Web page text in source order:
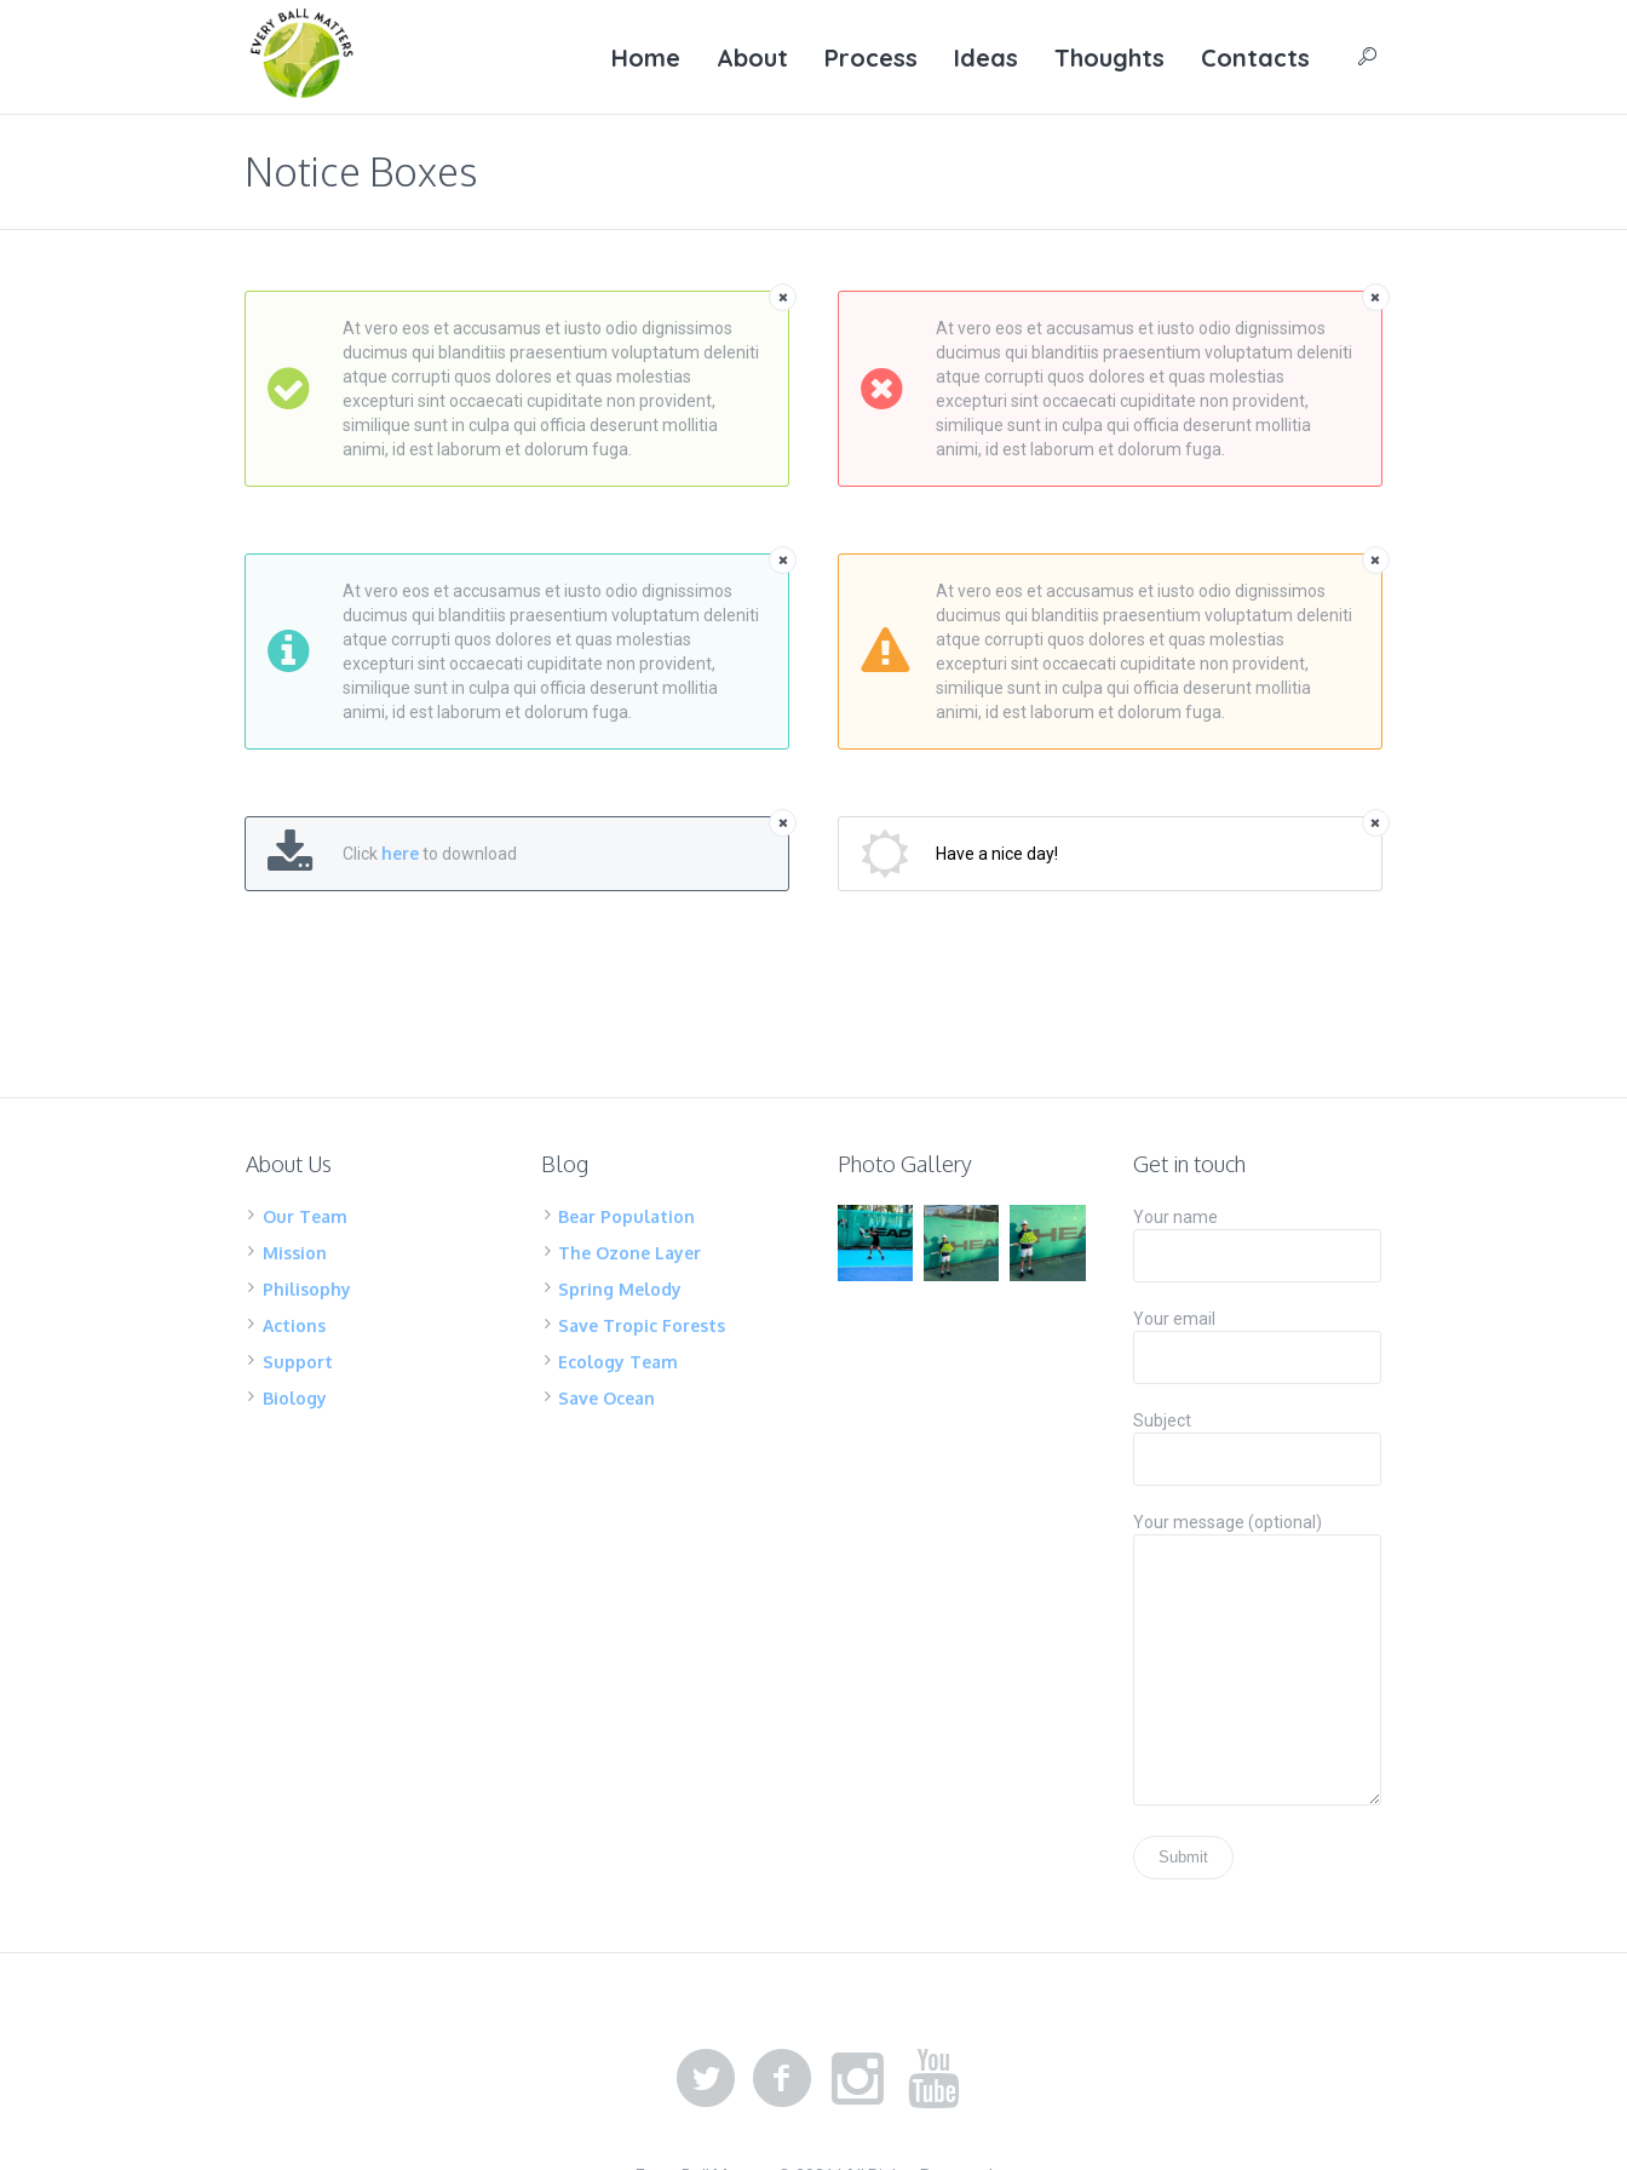
Home About Process Ideas Thoughts Contacts
Notice Boxes
At vero eos et accusamus et iusto odio dignissimos
ducimus qui blanditiis praesentium voluptatum deleniti
atque corrupti quos dolores et quas molestias
excepturi sint occaecati cupiditate non provident,
similique sunt in culpa qui officia deserunt mollitia
animi, id est laborum et dolorum fuga.
At vero eos et accusamus et iusto odio dignissimos
ducimus qui blanditiis praesentium voluptatum deleniti
atque corrupti quos dolores et quas molestias
excepturi sint occaecati cupiditate non provident,
similique sunt in culpa qui officia deserunt mollitia
animi, id est laborum et dolorum fuga.
At vero eos et accusamus et iusto odio dignissimos
ducimus qui blanditiis praesentium voluptatum deleniti
atque corrupti quos dolores et quas molestias
excepturi sint occaecati cupiditate non provident,
similique sunt in culpa qui officia deserunt mollitia
animi, id est laborum et dolorum fuga.
At vero eos et accusamus et iusto odio dignissimos
ducimus qui blanditiis praesentium voluptatum deleniti
atque corrupti quos dolores et quas molestias
excepturi sint occaecati cupiditate non provident,
similique sunt in culpa qui officia deserunt mollitia
animi, id est laborum et dolorum fuga.
Click hereto download Have a nice day!
About Us
Our Team
Mission
Philisophy
Actions
Support
Biology
Blog
Bear Population
The Ozone Layer
Spring Melody
Save Tropic Forests
Ecology Team
Save Ocean
Photo Gallery Get in touch
Your name
Your email
Subject
Your message (optional)